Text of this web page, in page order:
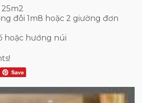
đôi 1m8 hoặc 2 giường đơn
hoặc hướng núi